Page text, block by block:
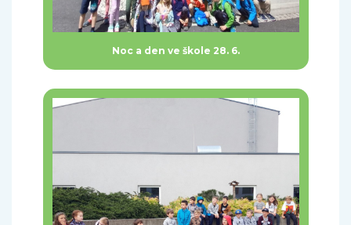
Noc a den ve škole 28. 6.